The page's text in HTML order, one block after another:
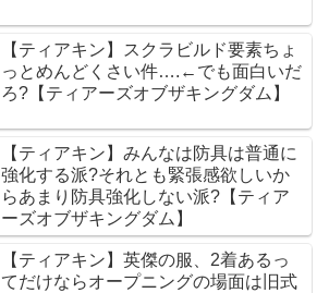
【ティアキン】スクラビルド要素ちょ
っとめんどくさい件….←でも面白いだ
ろ?【ティアーズオブザキングダム】
【ティアキン】みんなは防具は普通に
強化する派?それとも緊張感欲しいか
らあまり防具強化しない派?【ティア
ーズオブザキングダム】
【ティアキン】英傑の服、2着あるっ
てだけならオープニングの場面は旧式